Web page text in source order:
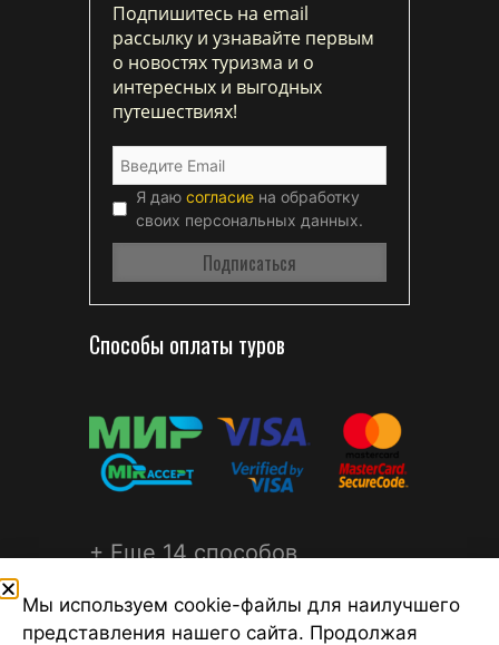
Подпишитесь на email
рассылку и узнавайте первым
о новостях туризма и о
интересных и выгодных
путешествиях!
Я даю согласие на обработку
своих персональных данных.
Способы оплаты туров
+ Еще 14 способов
Мы используем cookie-файлы для наилучшего
представления нашего сайта. Продолжая